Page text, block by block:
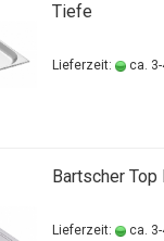
Tiefe
Lieferzeit: ca.
Bartscher
Lieferzeit: ca.